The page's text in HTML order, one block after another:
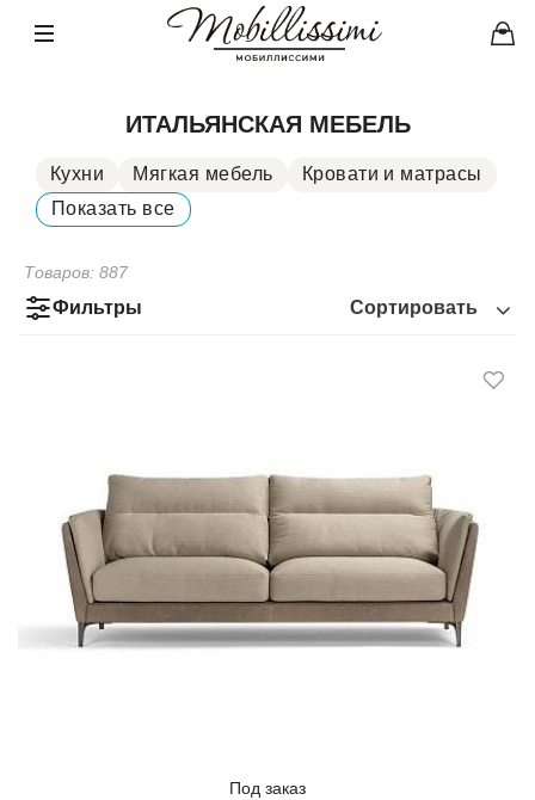
ИТАЛЬЯНСКАЯ МЕБЕЛЬ
Кухни Мягкая мебель
Кровати и матрасы
Столы
Стулья
Показать все
Фильтры Сортировать
Товаров: 887
Под заказ